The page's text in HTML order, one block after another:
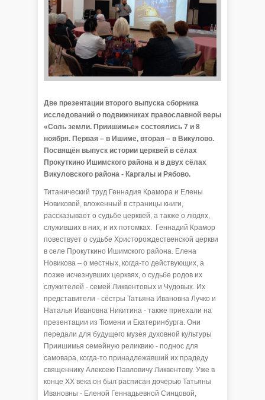
Две презентации второго выпуска сборника
исследований о подвижниках православной веры
«Соль земли. Приишимье» состоялись 7 и 8
ноября. Первая – в Ишиме, вторая – в Викулово.
Посвящён выпуск истории церквей в сёлах
Прокуткино Ишимского района и в двух сёлах
Викуловского района - Каргалы и Рябово.
Титанический труд Геннадия Крамора и Елены
Новиковой, вложенный в страницы книги,
рассказывает о судьбе церквей, а также о людях,
служивших в них, и их потомках. Геннадий Крамор
повествует о судьбе Христорождественской церкви
в селе Прокуткино Ишимского района. Елена
Новикова – о местных, когда-то действующих, а
позже исчезнувших церквях, о судьбе родов их
служителей - семей Ликвентовых и Чудовых. Их
представители - сёстры Татьяна Ивановна Лучко и
Наталья Ивановна Никитина - также приехали на
презентации из Тюмени и Екатеринбурга. Они
передали для будущего музея духовной культуры
Приишимья семейную реликвию - поднос для
самовара, когда-то принадлежавший их прадеду
священнику Алексею Павловичу Ликвентову. Уже в
конце ХХ века он был расписан дочерью Татьяны
Ивановны - Еленой Геннадьевной Синцовой,